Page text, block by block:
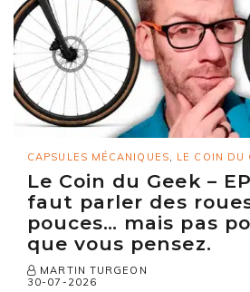
CAPSULES MÉCANIQUES LE COIN DU
Le Coin du Geek –
faut parler des
pouces… mais pas
que vous pensez.
MARTIN TURGEON
30-07-2026